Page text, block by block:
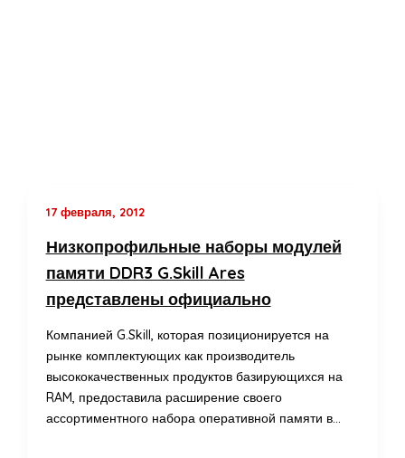
17 февраля, 2012
Низкопрофильные наборы модулей
памяти DDR3 G.Skill Ares
представлены официально
Компанией G.Skill, которая позиционируется на
рынке комплектующих как производитель
высококачественных продуктов базирующихся на
RAM, предоставила расширение своего
ассортиментного набора оперативной памяти в…